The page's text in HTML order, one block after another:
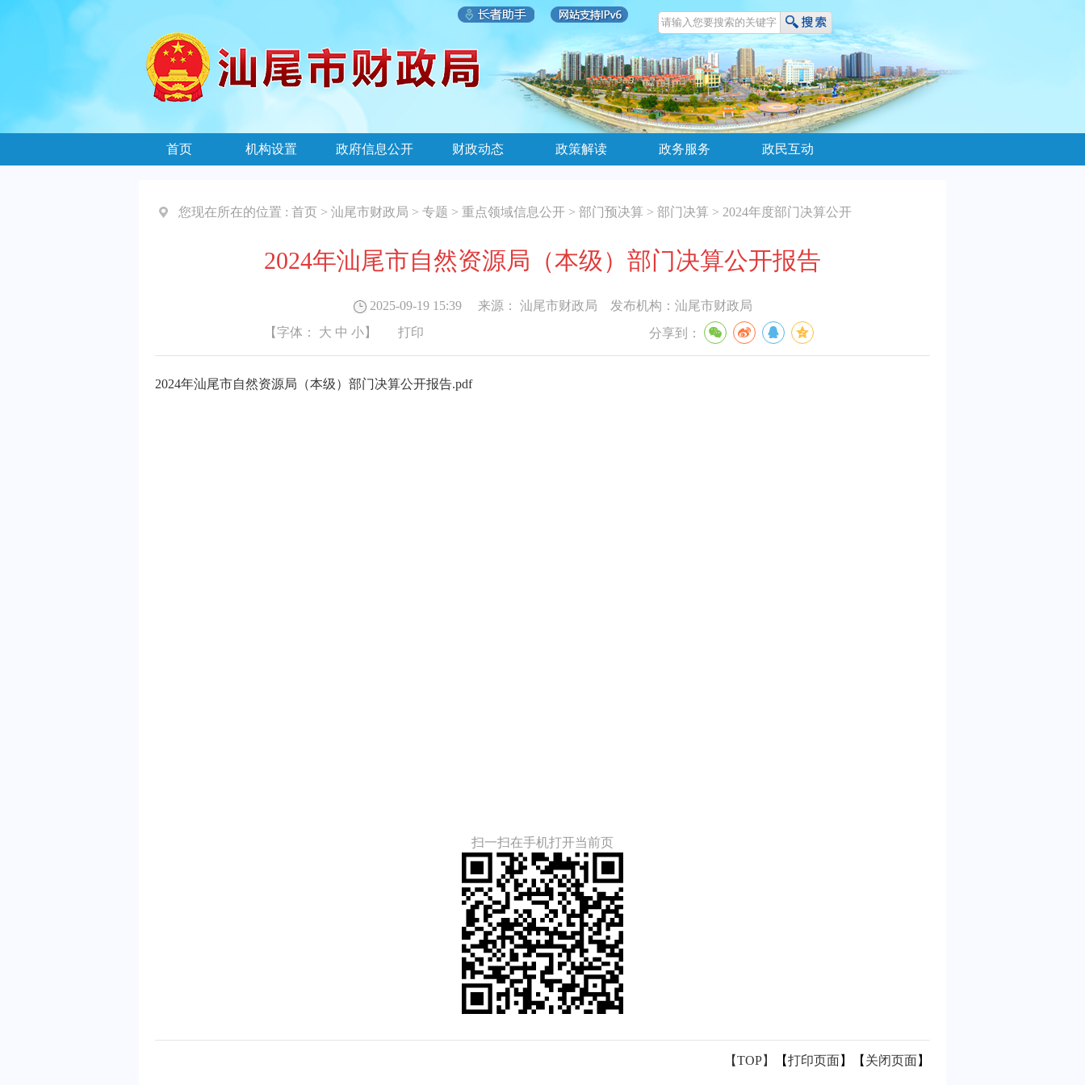
首页 机构设置 政府信息公开 财政动态 政策解读 政务服务 政民互动
您现在所在的位置 : 首页 > 汕尾市财政局 > 专题 > 重点领域信息公开 > 部门预决算 > 部门决算 > 2024年度部门决算公开
2024年汕尾市自然资源局（本级）部门决算公开报告
2025-09-19 15:39来源： 汕尾市财政局 发布机构： 汕尾市财政局
【字体： 大 中 小】 打印 分享到：
2024年汕尾市自然资源局（本级）部门决算公开报告.pdf
扫一扫在手机打开当前页
【TOP】 【打印页面】【 关闭页面】